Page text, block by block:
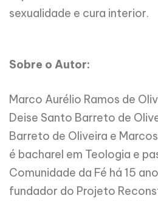
sexualidade e cura interior.
Sobre o Autor:
Marco Aurélio Ramos de
Deise Santo Barreto de
Barreto de Oliveira e
é bacharel em Teologia e
Comunidade da Fé há 15
fundador do Projeto